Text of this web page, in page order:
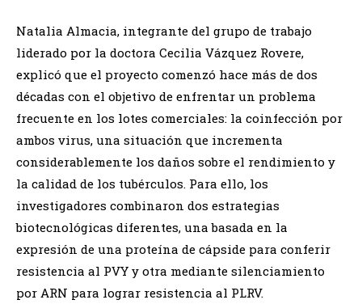
Natalia Almacia, integrante del grupo de trabajo
liderado por la doctora Cecilia Vázquez Rovere,
explicó que el proyecto comenzó hace más de dos
décadas con el objetivo de enfrentar un problema
frecuente en los lotes comerciales: la coinfección por
ambos virus, una situación que incrementa
considerablemente los daños sobre el rendimiento y
la calidad de los tubérculos. Para ello, los
investigadores combinaron dos estrategias
biotecnológicas diferentes, una basada en la
expresión de una proteína de cápside para conferir
resistencia al PVY y otra mediante silenciamiento
por ARN para lograr resistencia al PLRV.